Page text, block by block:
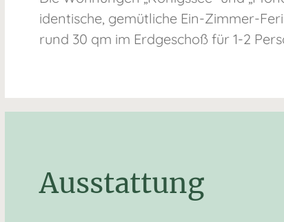
identische, gemütliche Ein-Zimmer-
rund 30 qm im Erdgeschoß für 1-2
Ausstattung